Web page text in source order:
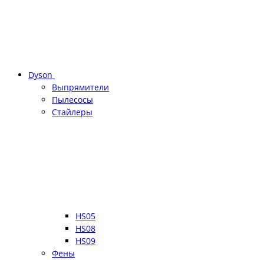
Dyson
Выпрямители
Пылесосы
Стайлеры
HS05
HS08
HS09
Фены